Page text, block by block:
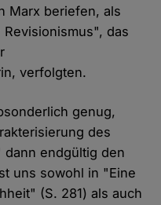
Marx beriefen, als
das
verfolgten.
genug,
des
dann endgültig den
uns sowohl in "Eine
(S. 281) als auch